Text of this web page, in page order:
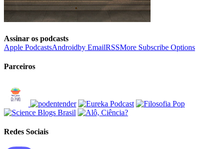
Assinar os podcasts
Apple PodcastsAndroidby EmailRSSMore Subscribe Options
Parceiros
Redes Sociais